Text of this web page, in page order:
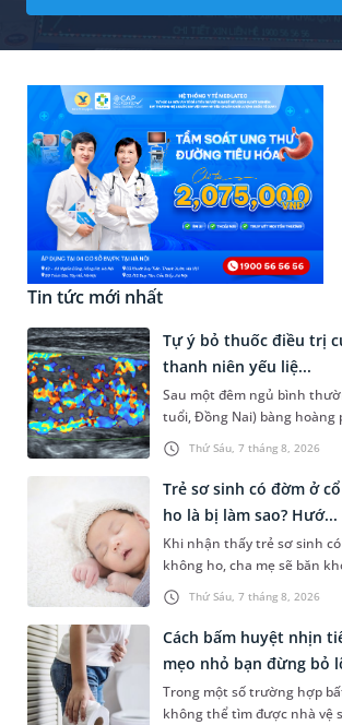
Tin tức mới nhất
Thứ Sáu, 7 tháng 8, 2026
Tự ý bỏ thuốc điều trị
thanh niên yếu liệ...
Sau một đêm ngủ bình
tuổi, Đồng Nai) bàng hoàng
chân, không thể vận động đi
thăm khám tại Phòng...
Thứ Sáu, 7 tháng 8, 2026
Trẻ sơ sinh có đờm ở
ho là bị làm sao? Hướ...
Khi nhận thấy trẻ sơ sinh
không ho, cha mẹ sẽ băn
đang mắc bệnh đường hô
Những chia sẻ dưới đây sẽ
Cách bấm huyệt nhịn
mẹo nhỏ bạn đừng bỏ
Trong một số trường hợp
không thể tìm được nhà vệ